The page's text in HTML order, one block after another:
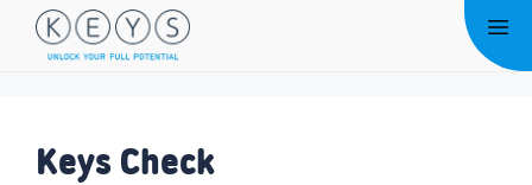
Keys Check